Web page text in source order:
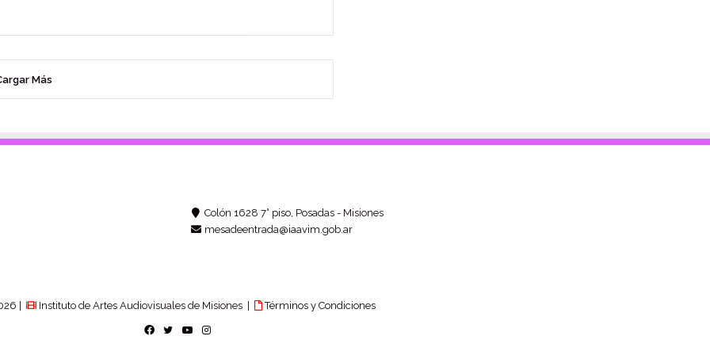
Más
Colón 1628 7° piso, Posadas - Misiones
mesadeentrada@iaavim.gob.ar
| Instituto de Artes Audiovisuales de Misiones |
Términos y Condiciones
Facebook
TwitterYouTubeInstagram